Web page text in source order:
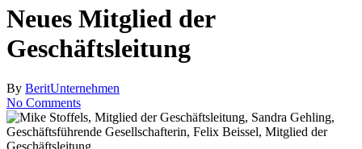
Search
Neues Mitglied der
Geschäftsleitung
By BeritUnternehmen
No Comments